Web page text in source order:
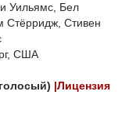
Уильямс, Бел
Стёрридж, Стивен
США
|Лицензия